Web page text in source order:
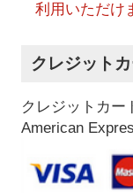
利用いただけ
クレジット
クレジットカー
American